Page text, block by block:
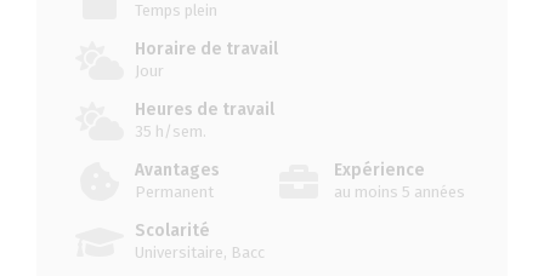
Temps plein
Horaire de travail
Jour
Heures de travail
35 h/sem.
Avantages
Permanent
Expérience
au moins 5 années
Scolarité
Universitaire, Bacc